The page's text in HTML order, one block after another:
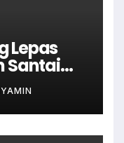
Lepas
Santai
ke-81